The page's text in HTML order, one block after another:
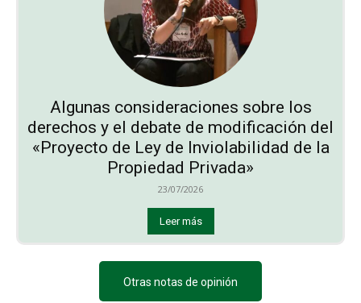
Algunas consideraciones sobre los
derechos y el debate de modificación del
«Proyecto de Ley de Inviolabilidad de la
Propiedad Privada»
23/07/2026
Leer más
Otras notas de opinión